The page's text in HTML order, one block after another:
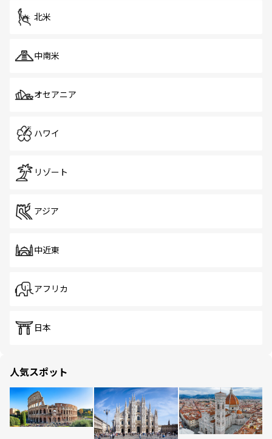
北米
中南米
オセアニア
ハワイ
リゾート
アジア
中近東
アフリカ
日本
人気スポット